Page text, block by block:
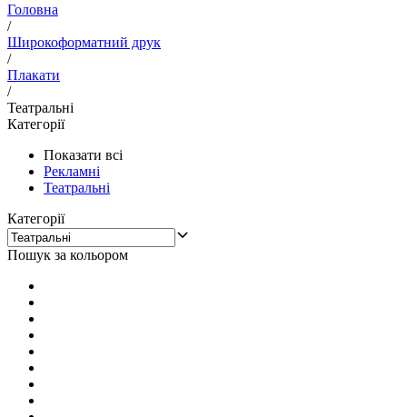
Головна
/
Широкоформатний друк
/
Плакати
/
Театральні
Категорії
Показати всі
Рекламні
Театральні
Категорії
Пошук за кольором